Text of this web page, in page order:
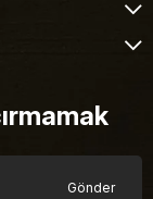
Gönder